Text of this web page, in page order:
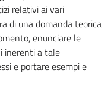
relativi ai vari
di una domanda teorica
enunciare le
inerenti a tale
e portare esempi e